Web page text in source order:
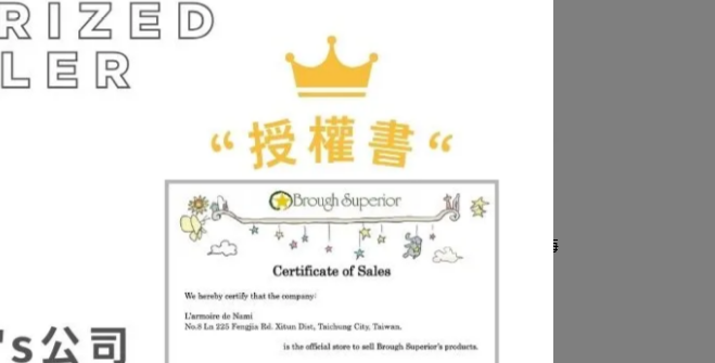
【Palnart Poc 官方正品】EC012 文
鳥 耳扣耳骨夾｜日本製 職人手工著色
【Palnart Poc 官方正品】HA033 海
鷗 髮夾｜日本製 職人手工著色 日出
海洋 自由翱翔 Seagull